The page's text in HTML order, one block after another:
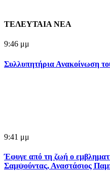
ΤΕΛΕΥΤΑΙΑ ΝΕΑ
9:46 μμ
Συλλυπητήρια Ανακοίνωση
9:41 μμ
Έφυγε από τη ζωή ο
Σαμψούντας, Αναστάσιος